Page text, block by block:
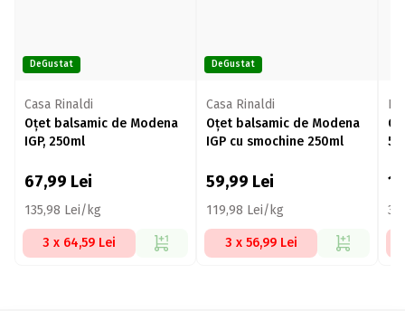
DeGustat
Casa Rinaldi
Oțet balsamic de Modena
IGP, 250ml
67,99 Lei
135,98 Lei/kg
3 x 64,59 Lei
DeGustat
Casa Rinaldi
Oțet balsamic de Modena
IGP cu smochine 250ml
59,99 Lei
119,98 Lei/kg
3 x 56,99 Lei